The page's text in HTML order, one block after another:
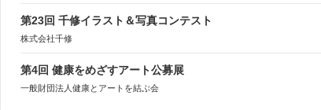
第23回 千修イラスト＆写真コンテスト
株式会社千修
第4回 健康をめざすアート公募展
一般財団法人健康とアートを結ぶ会